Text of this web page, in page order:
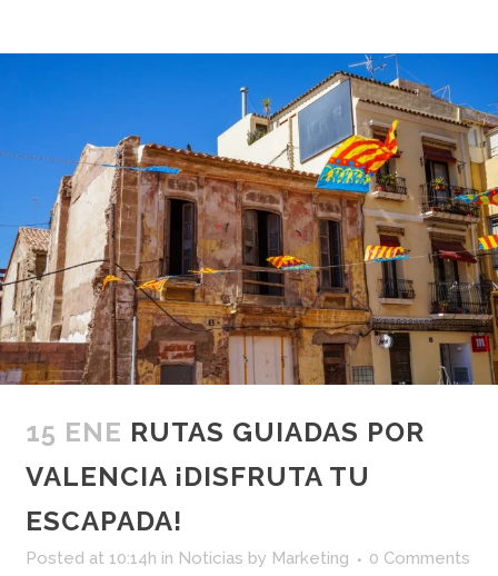
15 ENE RUTAS GUIADAS POR
VALENCIA ¡DISFRUTA TU
ESCAPADA!
Posted at 10:14h in Noticias by Marketing
0 Comments